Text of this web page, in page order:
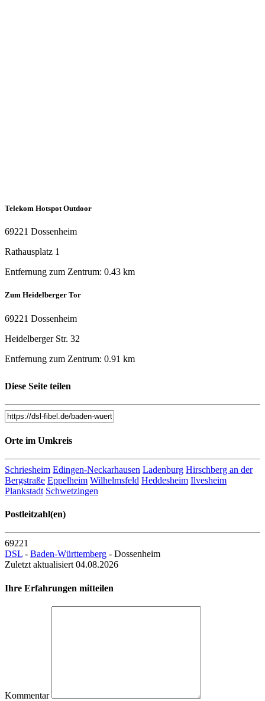
Telekom Hotspot Outdoor
69221 Dossenheim
Rathausplatz 1
Entfernung zum Zentrum: 0.43 km
Zum Heidelberger Tor
69221 Dossenheim
Heidelberger Str. 32
Entfernung zum Zentrum: 0.91 km
Zum Heidelberger Tor, Gaestehaus
69221 Dossenheim
Heidelberger Str. 32
Entfernung zum Zentrum: 0.91 km
Diese Seite teilen
Orte im Umkreis
Schriesheim Edingen-Neckarhausen Ladenburg Hirschberg an der
Bergstraße Eppelheim Wilhelmsfeld Heddesheim Ilvesheim
Plankstadt Schwetzingen
Postleitzahl(en)
69221
DSL - Baden-Württemberg - Dossenheim
Zuletzt aktualisiert 04.08.2026
Ihre Erfahrungen mitteilen
Kommentar